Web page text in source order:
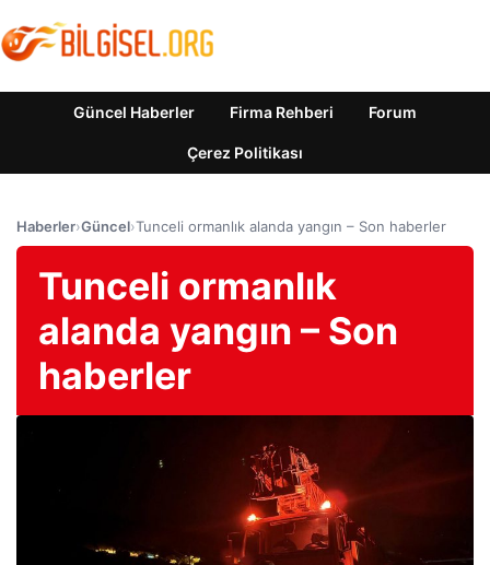
Güncel Haberler Firma Rehberi Forum
Çerez Politikası
Haberler›Güncel›Tunceli ormanlık alanda yangın – Son haberler
Tunceli ormanlık
alanda yangın – Son
haberler